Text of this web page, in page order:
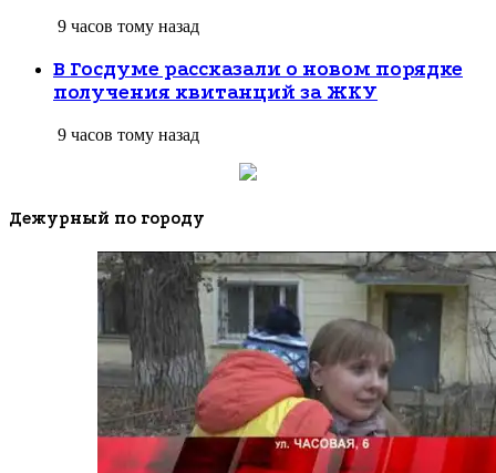
9 часов тому назад
В Госдуме рассказали о новом порядке
получения квитанций за ЖКУ
9 часов тому назад
Дежурный по городу